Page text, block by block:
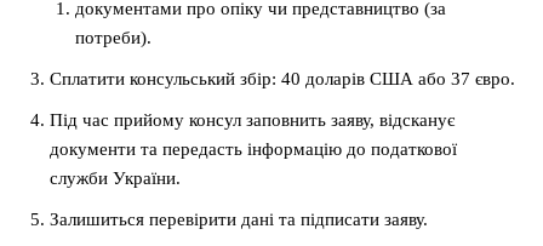
документами про опіку чи представництво (за
потреби).
Сплатити консульський збір: 40 доларів США або 37 євро.
Під час прийому консул заповнить заяву, відсканує
документи та передасть інформацію до податкової
служби України.
Залишиться перевірити дані та підписати заяву.